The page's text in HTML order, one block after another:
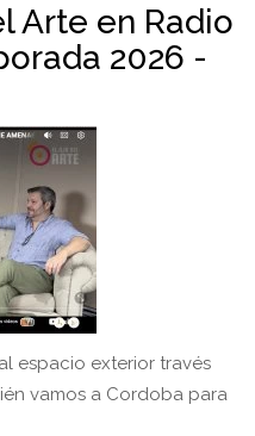
Arte en Radio
2026 -
espacio exterior través
vamos a Cordoba para